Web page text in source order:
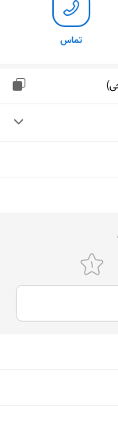
تماس
۷:۳۰ تا ۲۱
۷:۳۰ تا ۲۱